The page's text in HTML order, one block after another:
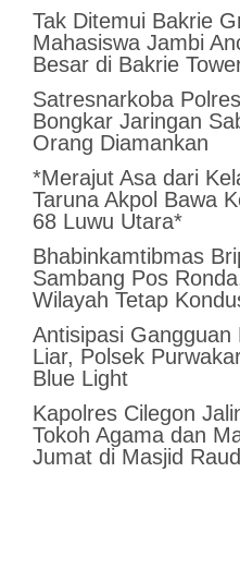
Tak Ditemui Bakrie
Mahasiswa Jambi
Besar di Bakrie
Satresnarkoba
Bongkar Jaringan
Orang Diamankan
*Merajut Asa dari
Taruna Akpol Bawa
68 Luwu Utara*
Bhabinkamtibmas
Sambang Pos
Wilayah Tetap
Antisipasi
Liar, Polsek
Blue Light
Kapolres Cilegon
Tokoh Agama dan
Jumat di Masjid